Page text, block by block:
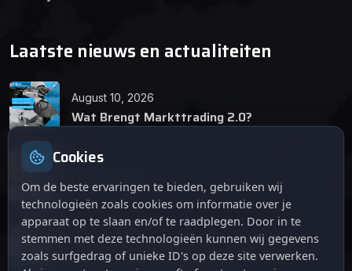
Laatste nieuws en actualiteiten
August 10, 2026
Wat Brengt Markttrading 2.0?
Tips en Tricks
April 12, 2026
De opkomst van Markttrading 2.0: Een
revolutie in online handelen.
Cookies
Om de beste ervaringen te bieden, gebruiken wij
technologieën zoals cookies om informatie over je
apparaat op te slaan en/of te raadplegen. Door in te
stemmen met deze technologieën kunnen wij gegevens
zoals surfgedrag of unieke ID's op deze site verwerken.